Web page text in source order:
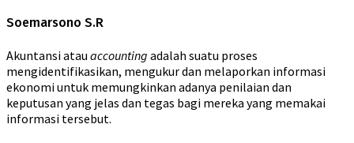
Soemarsono S.R
Akuntansi atau accounting adalah suatu proses
mengidentifikasikan, mengukur dan melaporkan informasi
ekonomi untuk memungkinkan adanya penilaian dan
keputusan yang jelas dan tegas bagi mereka yang memakai
informasi tersebut.